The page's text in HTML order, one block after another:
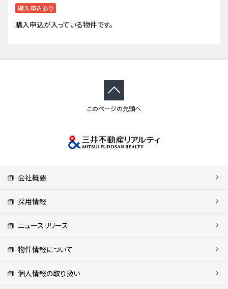
購入申込あり
購入申込が入っている物件です。
このページの先頭へ
会社概要
採用情報
ニュースリリース
物件情報について
個人情報の取り扱い